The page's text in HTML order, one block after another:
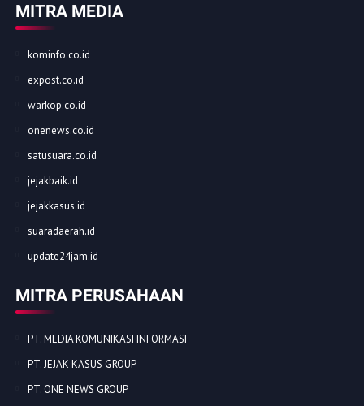
MITRA MEDIA
kominfo.co.id
expost.co.id
warkop.co.id
onenews.co.id
satusuara.co.id
jejakbaik.id
jejakkasus.id
suaradaerah.id
update24jam.id
MITRA PERUSAHAAN
PT. MEDIA KOMUNIKASI INFORMASI
PT. JEJAK KASUS GROUP
PT. ONE NEWS GROUP